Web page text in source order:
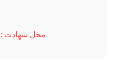
محل شهادت :